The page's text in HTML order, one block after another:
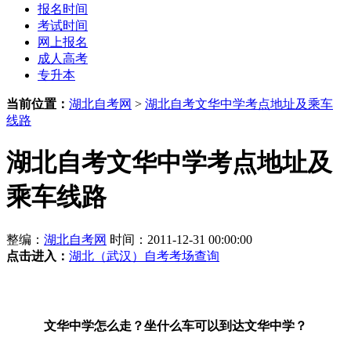
报名时间
考试时间
网上报名
成人高考
专升本
当前位置： 湖北自考网 > 湖北自考文华中学考点地址及乘车
线路
湖北自考文华中学考点地址及
乘车线路
整编： 湖北自考网 时间：2011-12-31 00:00:00
点击进入： 湖北（武汉）自考考场查询
文华中学怎么走？坐什么车可以到达文华中学？